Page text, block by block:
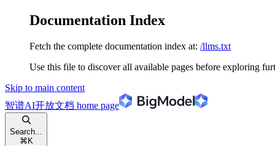
Documentation Index
Fetch the complete documentation index at: /llms.txt
Use this file to discover all available pages before exploring
Skip to main content
智谱AI开放文档 home page
Search...
⌘ K